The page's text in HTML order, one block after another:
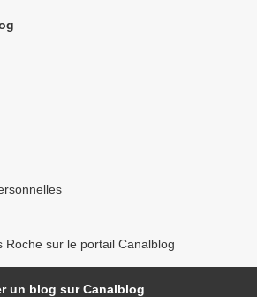
Roche sur le portail Canalblog
un blog sur Canalblog